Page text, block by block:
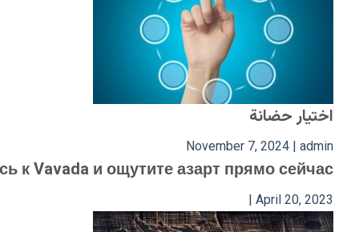
اختيار حضانة
November 7, 2024 | admin
к Vavada и ощутите азарт прямо сейчас!
April 20, 2023
|